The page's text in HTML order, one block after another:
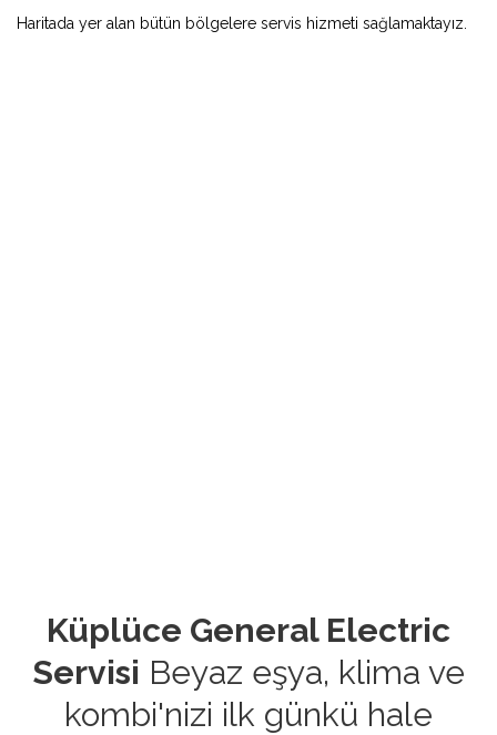
Haritada yer alan bütün bölgelere servis hizmeti sağlamaktayız.
Küplüce General Electric
Servisi Beyaz eşya, klima ve
kombi'nizi ilk günkü hale